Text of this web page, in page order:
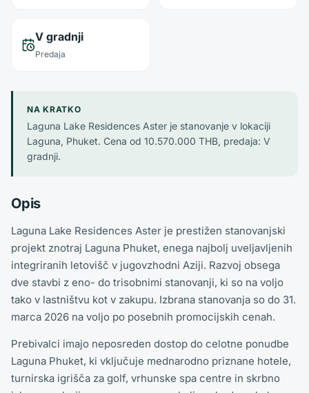
V gradnji
Predaja
NA KRATKO
Laguna Lake Residences Aster je stanovanje v lokaciji
Laguna, Phuket. Cena od 10.570.000 THB, predaja: V
gradnji.
Opis
Laguna Lake Residences Aster je prestižen stanovanjski
projekt znotraj Laguna Phuket, enega najbolj uveljavljenih
integriranih letovišč v jugovzhodni Aziji. Razvoj obsega
dve stavbi z eno- do trisobnimi stanovanji, ki so na voljo
tako v lastništvu kot v zakupu. Izbrana stanovanja so do 31.
marca 2026 na voljo po posebnih promocijskih cenah.
Prebivalci imajo neposreden dostop do celotne ponudbe
Laguna Phuket, ki vključuje mednarodno priznane hotele,
turnirska igrišča za golf, vrhunske spa centre in skrbno